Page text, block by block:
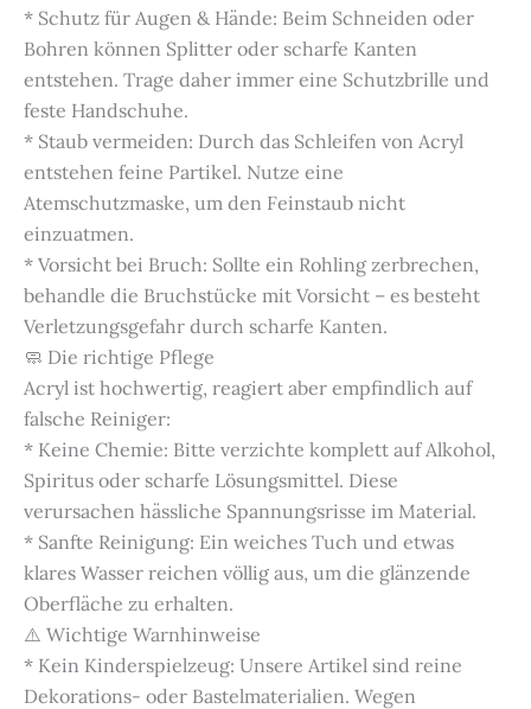
* Schutz für Augen & Hände: Beim Schneiden oder
Bohren können Splitter oder scharfe Kanten
entstehen. Trage daher immer eine Schutzbrille und
feste Handschuhe.
* Staub vermeiden: Durch das Schleifen von Acryl
entstehen feine Partikel. Nutze eine
Atemschutzmaske, um den Feinstaub nicht
einzuatmen.
* Vorsicht bei Bruch: Sollte ein Rohling zerbrechen,
behandle die Bruchstücke mit Vorsicht – es besteht
Verletzungsgefahr durch scharfe Kanten.
🧼 Die richtige Pflege
Acryl ist hochwertig, reagiert aber empfindlich auf
falsche Reiniger:
* Keine Chemie: Bitte verzichte komplett auf Alkohol,
Spiritus oder scharfe Lösungsmittel. Diese
verursachen hässliche Spannungsrisse im Material.
* Sanfte Reinigung: Ein weiches Tuch und etwas
klares Wasser reichen völlig aus, um die glänzende
Oberfläche zu erhalten.
⚠️ Wichtige Warnhinweise
* Kein Kinderspielzeug: Unsere Artikel sind reine
Dekorations- oder Bastelmaterialien. Wegen